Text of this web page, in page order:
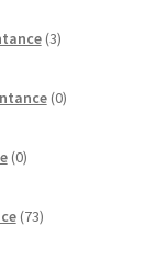
3izdelki
0izdelkov
0izdelkov
73izdelkov